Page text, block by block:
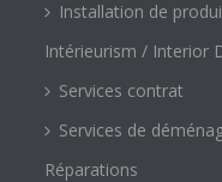
Installation de
Intérieurism / Interior
Services contrat
Services de
Réparations